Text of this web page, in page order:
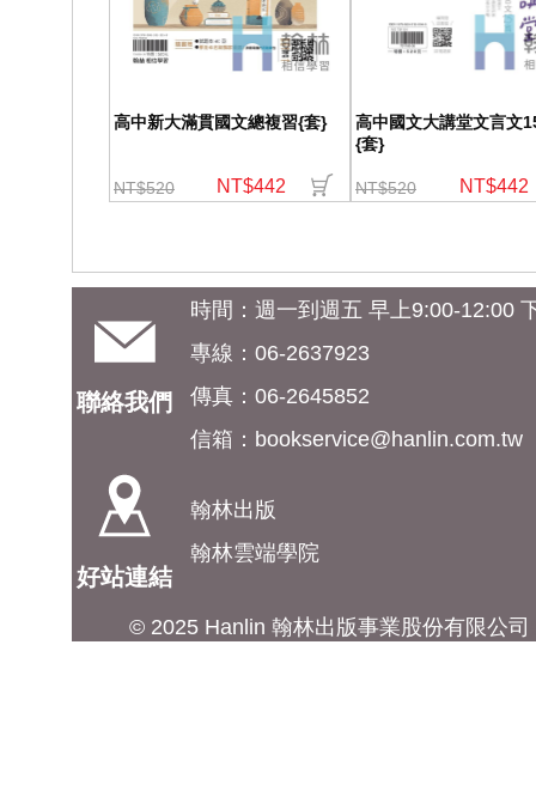
高中新大滿貫國文總複習{套}
NT$520 NT$442
高中國文大講堂文言文
{套}
NT$520 NT$442
聯絡我們
時間：週一到週五 早上9:00-12:00
專線：06-2637923
傳真：06-2645852
信箱： bookservice@hanlin.com.tw
好站連結
翰林出版
翰林雲端學院
© 2025 Hanlin 翰林出版事業股份有限公司